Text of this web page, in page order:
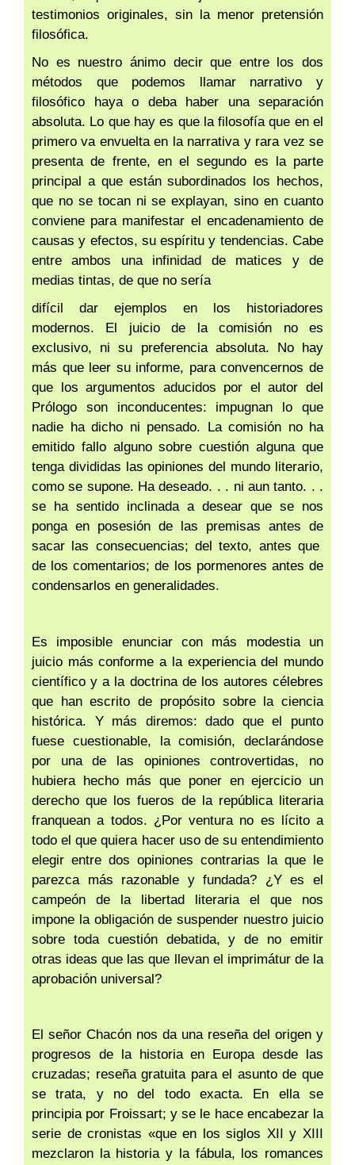
testimonios originales, sin la menor pretensión
filosófica.
No es nuestro ánimo decir que entre los dos
métodos que podemos llamar narrativo y
filosófico haya o deba haber una separación
absoluta. Lo que hay es que la filosofía que en el
primero va envuelta en la narrativa y rara vez se
presenta de frente, en el segundo es la parte
principal a que están subordinados los hechos,
que no se tocan ni se explayan, sino en cuanto
conviene para manifestar el encadenamiento de
causas y efectos, su espíritu y tendencias. Cabe
entre ambos una infinidad de matices y de
medias tintas, de que no sería
difícil dar ejemplos en los historiadores
modernos. El juicio de la comisión no es
exclusivo, ni su preferencia absoluta. No hay
más que leer su informe, para convencernos de
que los argumentos aducidos por el autor del
Prólogo son inconducentes: impugnan lo que
nadie ha dicho ni pensado. La comisión no ha
emitido fallo alguno sobre cuestión alguna que
tenga divididas las opiniones del mundo literario,
como se supone. Ha deseado. . . ni aun tanto. . .
se ha sentido inclinada a desear que se nos
ponga en posesión de las premisas antes de
sacar las consecuencias; del texto, antes que
de los comentarios; de los pormenores antes de
condensarlos en generalidades.
Es imposible enunciar con más modestia un
juicio más conforme a la experiencia del mundo
científico y a la doctrina de los autores célebres
que han escrito de propósito sobre la ciencia
histórica. Y más diremos: dado que el punto
fuese cuestionable, la comisión, declarándose
por una de las opiniones controvertidas, no
hubiera hecho más que poner en ejercicio un
derecho que los fueros de la república literaria
franquean a todos. ¿Por ventura no es lícito a
todo el que quiera hacer uso de su entendimiento
elegir entre dos opiniones contrarias la que le
parezca más razonable y fundada? ¿Y es el
campeón de la libertad literaria el que nos
impone la obligación de suspender nuestro juicio
sobre toda cuestión debatida, y de no emitir
otras ideas que las que llevan el imprimátur de la
aprobación universal?
El señor Chacón nos da una reseña del origen y
progresos de la historia en Europa desde las
cruzadas; reseña gratuita para el asunto de que
se trata, y no del todo exacta. En ella se
principia por Froissart; y se le hace encabezar la
serie de cronistas «que en los siglos XII y XIII
mezclaron la historia y la fábula, los romances